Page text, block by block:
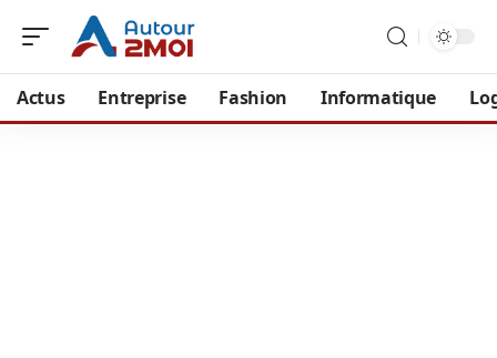
Actus Entreprise Fashion Informatique